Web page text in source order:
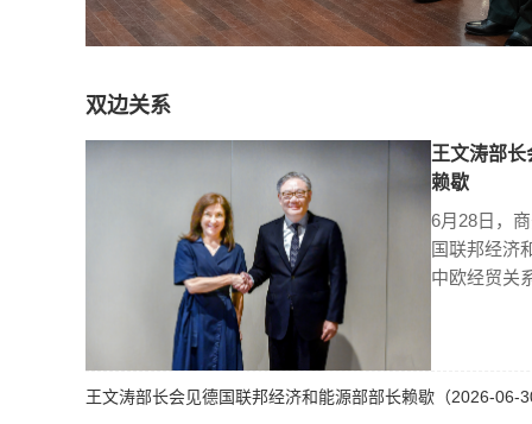
双边关系
王文涛部
赖歇
6月28日，
国联邦经济
中欧经贸关
王文涛部长会见德国联邦经济和能源部部长赖歇（2026-06-